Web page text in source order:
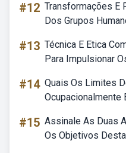
#12 Transformações E
Dos Grupos
#13 Técnica E Etica
Para Impulsionar
#14 Quais Os Limites
Ocupacionalmente
#15 Assinale As Duas
Os Objetivos